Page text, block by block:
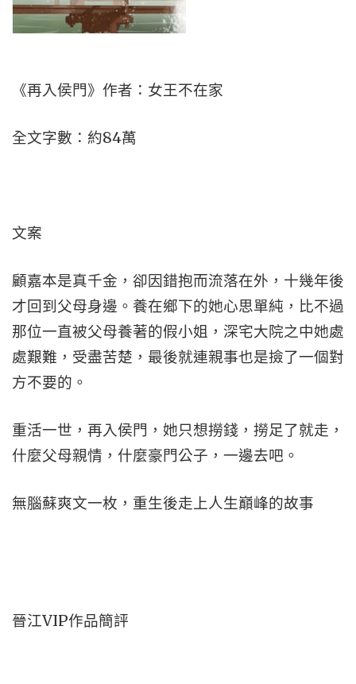
《再入侯門》作者：女王不在家
全文字數：約84萬
文案
顧嘉本是真千金，卻因錯抱而流落在外，十幾年後
才回到父母身邊。養在鄉下的她心思單純，比不過
那位一直被父母養著的假小姐，深宅大院之中她處
處艱難，受盡苦楚，最後就連親事也是撿了一個對
方不要的。
重活一世，再入侯門，她只想撈錢，撈足了就走，
什麼父母親情，什麼豪門公子，一邊去吧。
無腦蘇爽文一枚，重生後走上人生巔峰的故事
晉江VIP作品簡評